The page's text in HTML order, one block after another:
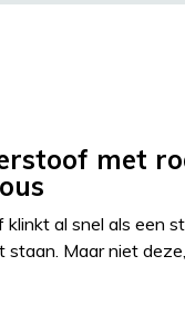
met
klinkt al snel als een
staan. Maar niet